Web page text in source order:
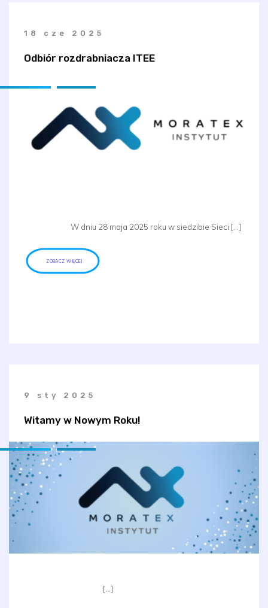
18 cze 2025
Odbiór rozdrabniacza ITEE
W dniu 28 maja 2025 roku w siedzibie Sieci […]
ZOBACZ WIĘCEJ
9 sty 2025
Witamy w Nowym Roku!
[…]